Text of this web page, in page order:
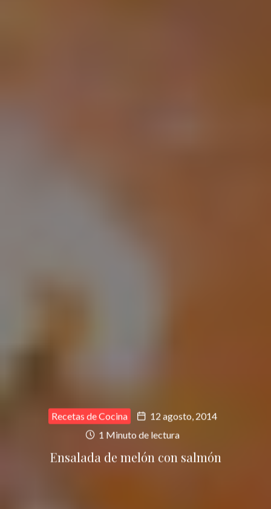
Recetas de Cocina
12 agosto, 2014
1 Minuto de lectura
Ensalada de melón con salmón